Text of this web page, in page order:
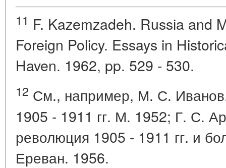
11 F. Kazemzadeh. Russia and
Foreign Policy. Essays in
Haven. 1962, pp. 529 - 530.
12 См., например, М. С.
1905 - 1911 гг. М. 1952; Г. С.
революция 1905 - 1911 гг. и
Ереван. 1956.